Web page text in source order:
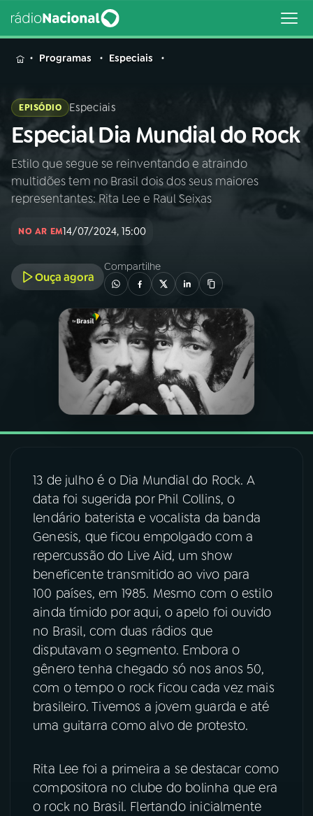
MENU
Buscar
na
Rádio
Nacional
Buscar
PROGRAMAÇÃO
PROGRAMAS
06VIDEOCASTS
ÚLTIMAS
08FESTIVAL DE MÚSICA
ACOMPANHE A RÁDIO NACIONAL
YouTube Facebook
Instagram X
TikTok
Programas Especiais
EPISÓDIO Especiais
Especial Dia Mundial do Rock
Estilo que segue se reinventando e atraindo
multidões tem no Brasil dois dos seus maiores
representantes: Rita Lee e Raul Seixas
NO AR EM14/07/2024, 15:00
Ouça agora
Compartilhe
13 de julho é o Dia Mundial do Rock. A
data foi sugerida por Phil Collins, o
lendário baterista e vocalista da banda
Genesis, que ficou empolgado com a
repercussão do Live Aid, um show
beneficente transmitido ao vivo para
100 países, em 1985. Mesmo com o estilo
ainda tímido por aqui, o apelo foi ouvido
no Brasil, com duas rádios que
disputavam o segmento. Embora o
gênero tenha chegado só nos anos 50,
com o tempo o rock ficou cada vez mais
brasileiro. Tivemos a jovem guarda e até
uma guitarra como alvo de protesto.
Rita Lee foi a primeira a se destacar como
compositora no clube do bolinha que era
o rock no Brasil. Flertando inicialmente